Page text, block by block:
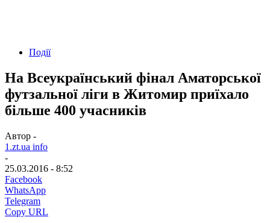
Події
На Всеукраїнський фінал Аматорської
футзальної ліги в Житомир приїхало
більше 400 учасників
Автор -
1.zt.ua info
-
25.03.2016 - 8:52
Facebook
WhatsApp
Telegram
Copy URL